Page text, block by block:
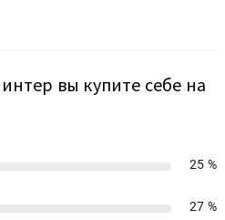
вы купите себе на
25 %
27 %